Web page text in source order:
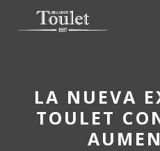
LA NUEVA
TOULET